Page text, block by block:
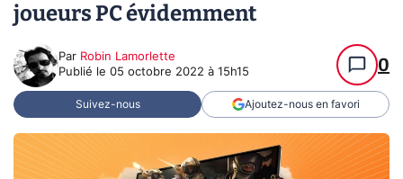
joueurs PC évidemment
Par Robin Lamorlette
Publié le 05 octobre 2022 à 15h15 0
Suivez-nous Ajoutez-nous en favori